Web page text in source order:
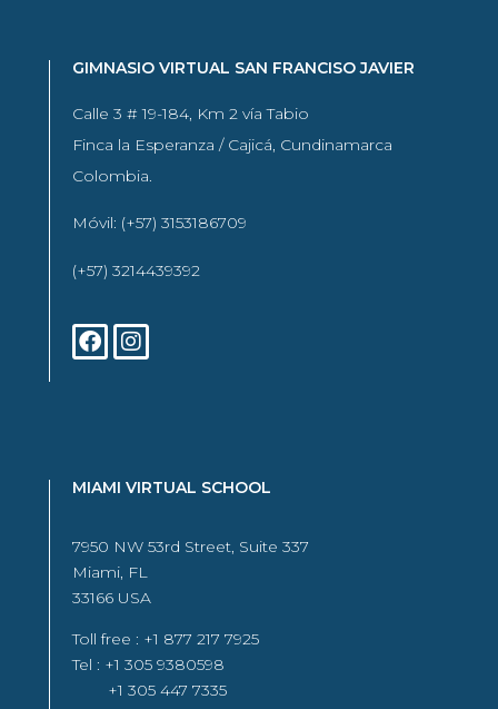
GIMNASIO VIRTUAL SAN FRANCISO JAVIER
Calle 3 # 19-184, Km 2 vía Tabio
Finca la Esperanza / Cajicá, Cundinamarca
Colombia.
Móvil: (+57) 3153186709
(+57) 3214439392
MIAMI VIRTUAL SCHOOL
7950 NW 53rd Street, Suite 337
Miami, FL
33166 USA
Toll free : +1 877 217 7925
Tel : +1 305 9380598
+1 305 447 7335